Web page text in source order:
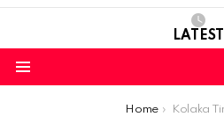
LATEST
Home Kolaka Timur Klinik Jual Obat Cytotec Aborsi 085180634797 Apotik